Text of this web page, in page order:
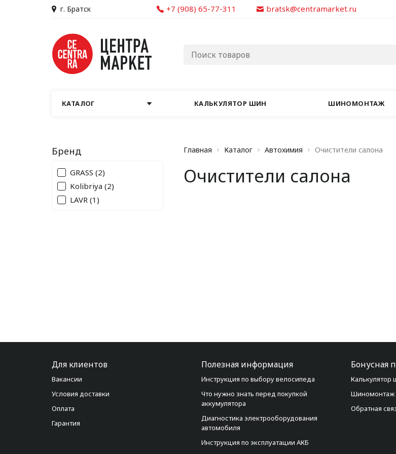
г. Братск +7 (908) 65-77-311 bratsk@centramarket.ru
КАТАЛОГ КАЛЬКУЛЯТОР ШИН ШИНОМОНТАЖ
Бренд
GRASS (2)
Kolibriya (2)
LAVR (1)
Главная Каталог Автохимия Очистители салона
Очистители салона
Для клиентов
Вакансии
Условия доставки
Оплата
Гарантия
Полезная информация
Инструкция по выбору велосипеда
Что нужно знать перед покупкой
аккумулятора
Диагностика электрооборудования
автомобиля
Инструкция по эксплуатации АКБ
Бонусная
Калькулятор
Шиномонтаж
Обратная